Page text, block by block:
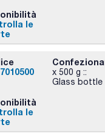
le
x 500 g ::
Glass bottle
le